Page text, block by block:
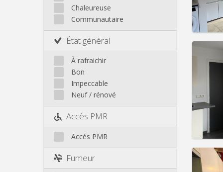
Chaleureuse
Communautaire
État général
À rafraichir
Bon
Impeccable
Neuf / rénové
Accès PMR
Accès PMR
Fumeur
Loyer:
Charges: